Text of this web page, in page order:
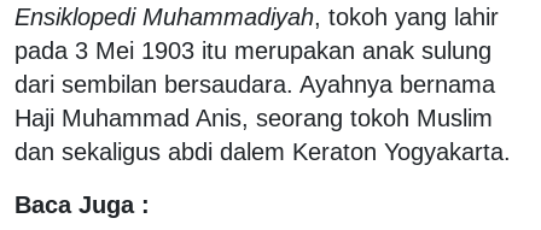
Ensiklopedi Muhammadiyah, tokoh yang lahir
pada 3 Mei 1903 itu merupakan anak sulung
dari sembilan bersaudara. Ayahnya bernama
Haji Muhammad Anis, seorang tokoh Muslim
dan sekaligus abdi dalem Keraton Yogyakarta.
Baca Juga :